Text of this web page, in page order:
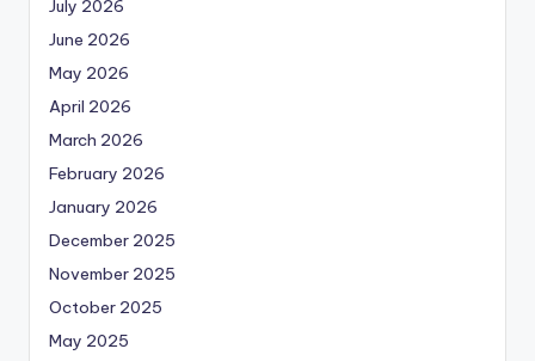
July 2026
June 2026
May 2026
April 2026
March 2026
February 2026
January 2026
December 2025
November 2025
October 2025
May 2025